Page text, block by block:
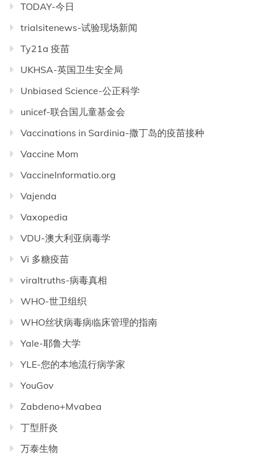
TODAY-今日
trialsitenews-试验现场新闻
Ty21a 疫苗
UKHSA-英国卫生安全局
Unbiased Science-公正科学
unicef-联合国儿童基金会
Vaccinations in Sardinia-撒丁岛的疫苗接种
Vaccine Mom
VaccineInformatio.org
Vajenda
Vaxopedia
VDU-澳大利亚病毒学
Vi 多糖疫苗
viraltruths-病毒真相
WHO-世卫组织
WHO丝状病毒病临床管理的指南
Yale-耶鲁大学
YLE-您的本地流行病学家
YouGov
Zabdeno+Mvabea
丁型肝炎
万泰生物